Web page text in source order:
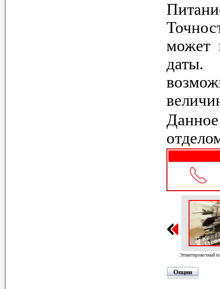
может
даты.
Этикетировочный полуавтомат GAI 602Этикетировочный
Опции